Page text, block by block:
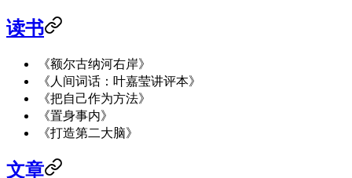
读书
《额尔古纳河右岸》
《人间词话：叶嘉莹讲评本》
《把自己作为方法》
《置身事内》
《打造第二大脑》
文章